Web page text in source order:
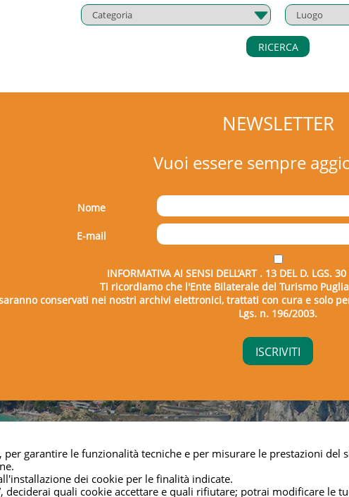
RICERCA
NEWSLETTER
Vuoi essere sempre
Nome
E-mail
INFORMATIVA AI SENSI DELL’ART . 13 DEL D. LGS.
Ti ricordiamo che l'Ente Bilaterale del Turismo
conservati nei nostri archivi elettronici, trattati con cura e solo
Lgs. n. 196/2003.
Privacy & cookie
garantire le funzionalità tecniche e per misurare le prestazioni del
dei cookie per le finalità indicate.
deciderai quali cookie accettare e quali rifiutare; potrai modificare le